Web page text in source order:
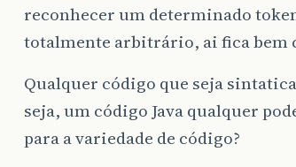
reconhecer um determinado
totalmente arbitrário, ai fica bem
Qualquer código que seja
seja, um código Java qualquer
para a variedade de código?